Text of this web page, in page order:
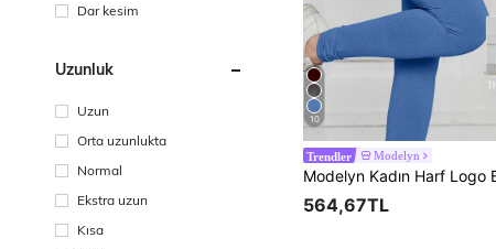
Dar kesim
Uzunluk
Uzun
Orta uzunlukta
Normal
Ekstra uzun
Kısa
10
Trendler Modelyn
564,67TL